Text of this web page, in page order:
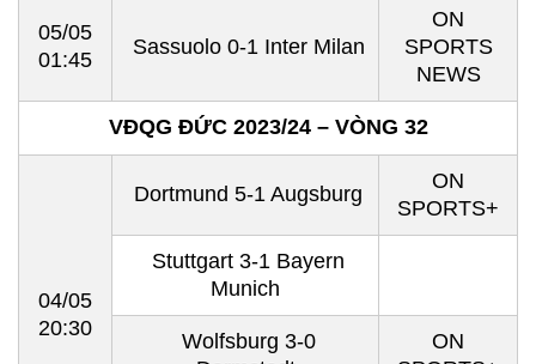
05/05
01:45
Sassuolo 0-1 Inter Milan
ON
SPORTS
NEWS
VĐQG ĐỨC 2023/24 – VÒNG 32
04/05
20:30
Dortmund 5-1 Augsburg
ON
SPORTS+
Stuttgart 3-1 Bayern
Munich
Wolfsburg 3-0
ON